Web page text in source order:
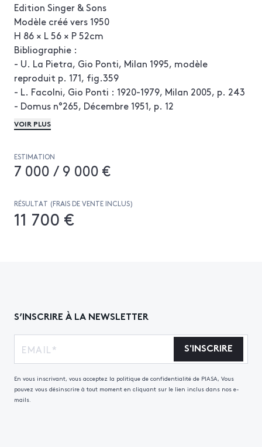
Edition Singer & Sons
Modèle créé vers 1950
H 86 × L 56 × P 52cm
Bibliographie :
- U. La Pietra, Gio Ponti, Milan 1995, modèle
reproduit p. 171, fig.359
- L. Facolni, Gio Ponti : 1920-1979, Milan 2005, p. 243
- Domus n°265, Décembre 1951, p. 12
- Domus n°286, Septembre 1953, p. 34
VOIR PLUS
ESTIMATION
7 000 / 9 000 €
RÉSULTAT (FRAIS DE VENTE INCLUS)
11 700 €
S’INSCRIRE À LA NEWSLETTER
S'INSCRIRE
En vous inscrivant, vous acceptez la politique de confidentialité de PIASA, Vous
pouvez vous désinscrire à tout moment en cliquant sur le lien inclus dans nos e-
mails.